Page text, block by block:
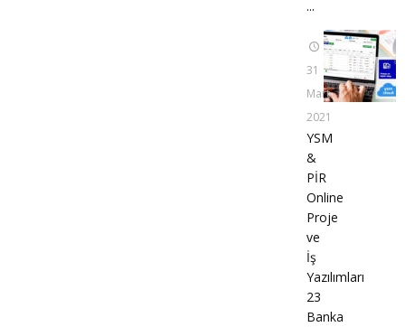
...
31
Mart
2021
YSM
&
PİR
Online
Proje
ve
İş
Yazılımları
23
Banka